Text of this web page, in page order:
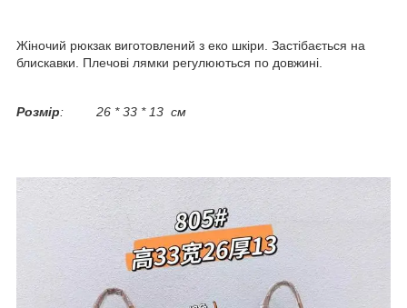
Жіночий рюкзак виготовлений з еко шкіри. Застібається на
блискавки. Плечові лямки регулюються по довжині.
Розмір: 26 * 33 * 13 см